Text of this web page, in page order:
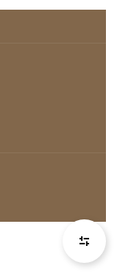
¥4,950.